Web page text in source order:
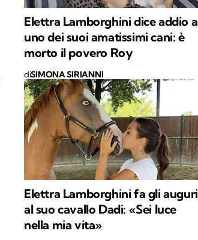
Elettra Lamborghini dice addio a
uno dei suoi amatissimi cani: è
morto il povero Roy
diSIMONA SIRIANNI
Elettra Lamborghini fa gli auguri
al suo cavallo Dadi: «Sei luce
nella mia vita»